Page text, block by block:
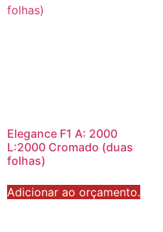
Elegance F1 A: 2000
L:2000 Cromado (duas
folhas)
Adicionar ao orçamento.